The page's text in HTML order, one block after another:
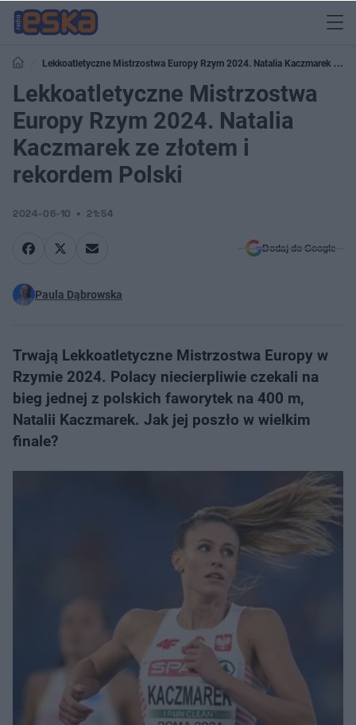
Lekkoatletyczne Mistrzostwa Europy Rzym 2024. Natalia Kaczmarek ze
złotem i rekordem Polski
Lekkoatletyczne Mistrzostwa
Europy Rzym 2024. Natalia
Kaczmarek ze złotem i
rekordem Polski
2024-06-10 21:54
Dodaj do Google
Paula Dąbrowska
Trwają Lekkoatletyczne Mistrzostwa Europy w
Rzymie 2024. Polacy niecierpliwie czekali na
bieg jednej z polskich faworytek na 400 m,
Natalii Kaczmarek. Jak jej poszło w wielkim
finale?